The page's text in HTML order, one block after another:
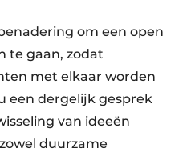
om een open
te gaan, zodat
met elkaar worden
een dergelijk gesprek
van ideeën
duurzame